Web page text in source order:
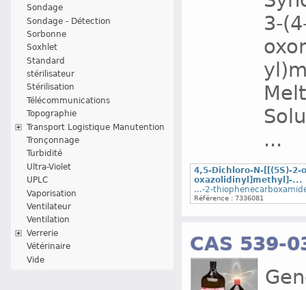
Sondage
Sondage - Détection
Sorbonne
Soxhlet
Standard
stérilisateur
Stérilisation
Télécommunications
Topographie
Transport Logistique Manutention
Tronçonnage
Turbidité
Ultra-Violet
UPLC
Vaporisation
Ventilateur
Ventilation
Verrerie
Vétérinaire
Vide
3-
...
4,5-Dichloro-N-[[(5S)-
oxazolidinyl]methyl]-...
...-2-
Référence : 7336081
CAS 539-